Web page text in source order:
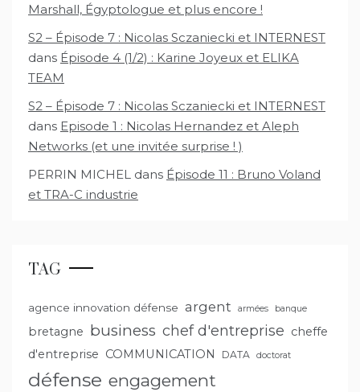
Marshall, Égyptologue et plus encore !
S2 – Épisode 7 : Nicolas Sczaniecki et INTERNEST
dans Épisode 4 (1/2) : Karine Joyeux et ELIKA
TEAM
S2 – Épisode 7 : Nicolas Sczaniecki et INTERNEST
dans Episode 1 : Nicolas Hernandez et Aleph
Networks (et une invitée surprise ! )
PERRIN MICHEL dans Épisode 11 : Bruno Voland
et TRA-C industrie
TAG
agence innovation défense argent armées banque
bretagne business chef d'entreprise cheffe
d'entreprise COMMUNICATION DATA doctorat
défense engagement